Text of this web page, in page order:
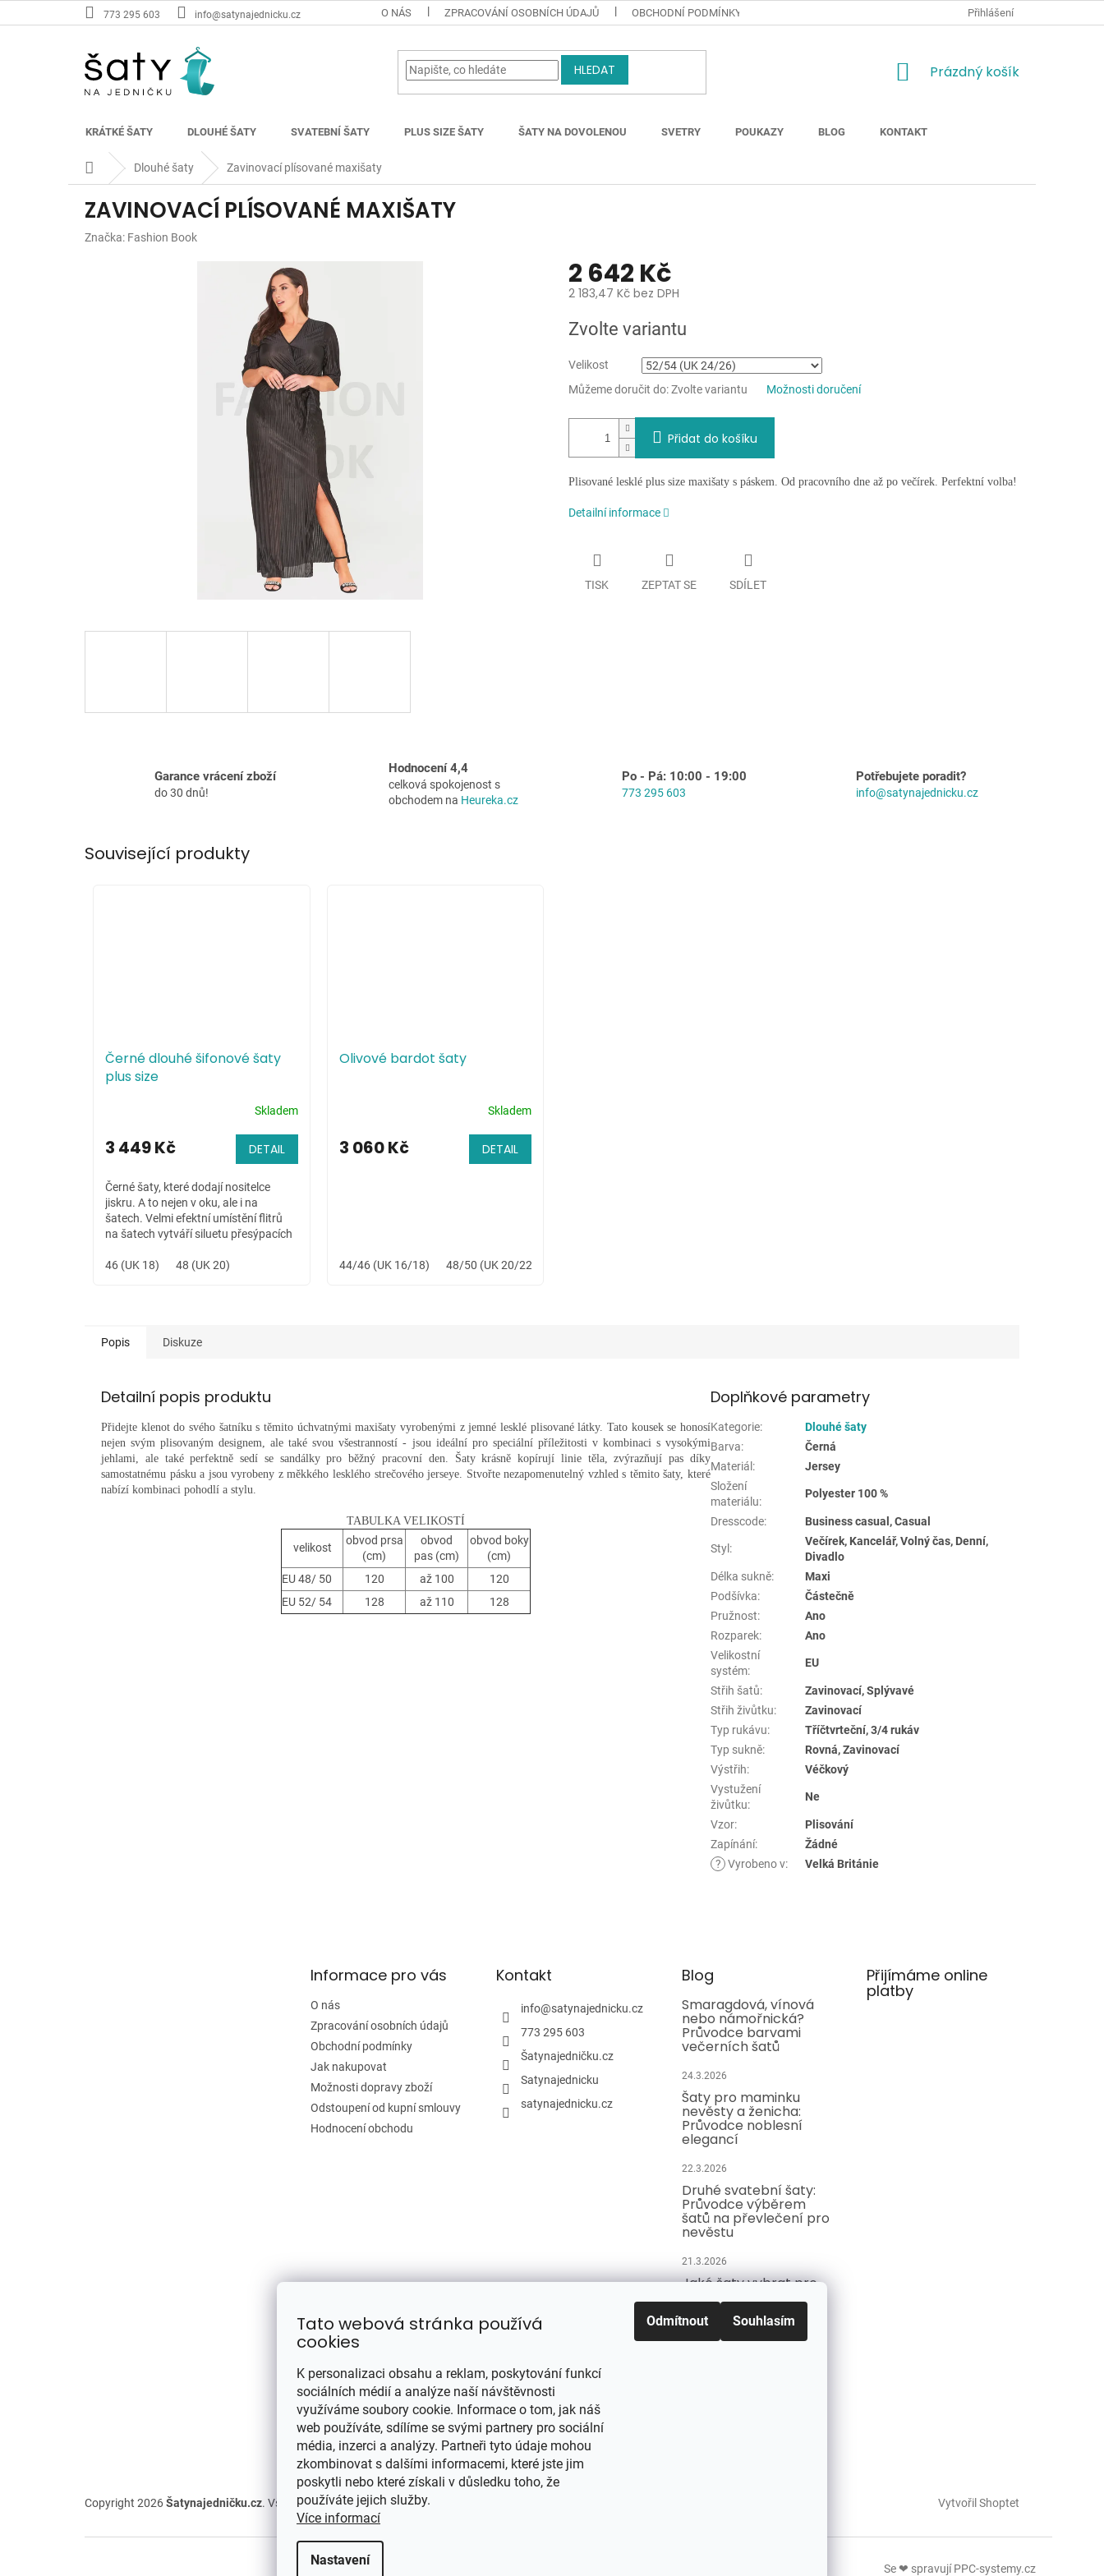
Tato webová stránka používá
cookies
K personalizaci obsahu a reklam, poskytování funkcí
sociálních médií a analýze naší návštěvnosti
využíváme soubory cookie. Informace o tom, jak náš
web používáte, sdílíme se svými partnery pro sociální
média, inzerci a analýzy. Partneři tyto údaje mohou
zkombinovat s dalšími informacemi, které jste jim
poskytli nebo které získali v důsledku toho, že
používáte jejich služby.
Více informací
Nastavení
Odmítnout Souhlasím
na
773 295 603 info@satynajednicku.cz O NÁS ZPRACOVÁNÍ OSOBNÍCH ÚDAJŮ OBCHODNÍ PODMÍNKY MOŽNOSTI DOPRAVY ZBOŽÍ
Přihlášení
HLEDAT
NÁKUPNÍ
Prázdný košík
KRÁTKÉ ŠATY DLOUHÉ ŠATY SVATEBNÍ ŠATY PLUS SIZE ŠATY ŠATY NA DOVOLENOU SVETRY POUKAZY BLOG KONTAKT
Domů Dlouhé šaty Zavinovací plísované maxišaty
ZAVINOVACÍ PLÍSOVANÉ MAXIŠATY
Značka: Fashion Book
2 642 Kč
2 183,47 Kč bez DPH
cena:
Zvolte variantu
Velikost
Můžeme doručit do:Zvolte variantu Možnosti doručení
Přidat do košíku
Plisované lesklé plus size maxišaty s páskem. Od pracovního dne až po večírek. Perfektní volba!
Detailní informace
TISK ZEPTAT SE SDÍLET
Garance vrácení zboží
do 30 dnů!
Hodnocení 4,4
celková spokojenost s
obchodem na Heureka.cz
Po - Pá: 10:00 - 19:00
773 295 603
Potřebujete poradit?
info@satynajednicku.cz
Související produkty
Černé dlouhé šifonové šaty
plus size
Skladem
3 449 Kč DETAIL
Černé šaty, které dodají nositelce
jiskru. A to nejen v oku, ale i na
šatech. Velmi efektní umístění flitrů
na šatech vytváří siluetu přesýpacích
46 (UK 18)
48 (UK 20)
Olivové bardot šaty
Skladem
3 060 Kč DETAIL
44/46 (UK 16/18) 48/50 (UK 20/22)
Popis Diskuze
Detailní popis produktu
Přidejte klenot do svého šatníku s těmito úchvatnými maxišaty vyrobenými z jemné lesklé plisované látky. Tato kousek se honosí
nejen svým plisovaným designem, ale také svou všestranností - jsou ideální pro speciální příležitosti v kombinaci s vysokými
jehlami, ale také perfektně sedí se sandálky pro běžný pracovní den. Šaty krásně kopírují linie těla, zvýrazňují pas díky
samostatnému pásku a jsou vyrobeny z měkkého lesklého strečového jerseye. Stvořte nezapomenutelný vzhled s těmito šaty, které
nabízí kombinaci pohodlí a stylu.
TABULKA VELIKOSTÍ
velikost
obvod prsa
(cm)
obvod
pas (cm)
obvod boky
(cm)
EU 48/ 50
120 až 100
120
EU 52/ 54
128 až 110 128
Doplňkové parametry
Kategorie:
Dlouhé šaty
Barva:
Černá
Materiál :
Jersey
Složení
materiálu:
Polyester 100 %
Dresscode: Business casual, Casual
Styl :
Večírek, Kancelář, Volný čas, Denní,
Divadlo
Délka sukně:
Maxi
Podšívka:
Částečně
Pružnost:
Ano
Rozparek:
Ano
Velikostní
systém:
EU
Střih šatů:
Zavinovací, Splývavé
Střih živůtku:
Zavinovací
Typ rukávu:
Tříčtvrteční, 3/4 rukáv
Typ sukně:
Rovná, Zavinovací
Výstřih:
Véčkový
Vystužení
živůtku:
Ne
Vzor:
Plisování
Zapínání:
Žádné
? Vyrobeno v: Velká Británie
Informace pro vás
O nás
Zpracování osobních údajů
Obchodní podmínky
Jak nakupovat
Možnosti dopravy zboží
Odstoupení od kupní smlouvy
Hodnocení obchodu
Kontakt
info@satynajednicku.cz
773 295 603
Šatynajedničku.cz
Satynajednicku
satynajednicku.cz
Blog
Smaragdová, vínová
nebo námořnická?
Průvodce barvami
večerních šatů
24.3.2026
Šaty pro maminku
nevěsty a ženicha:
Průvodce noblesní
elegancí
22.3.2026
Druhé svatební šaty:
Průvodce výběrem
šatů na převlečení pro
nevěstu
21.3.2026
Jaké šaty vybrat pro
svědkyni? Průvodce
pro nejdůležitější ženu
po nevěstě
Přijímáme online
platby
Vytvořil Shoptet
Copyright 2026Šatynajedničku.cz. Všechna práva vyhrazena.Upravit nastavení cookies
Se ❤ spravují PPC-systemy.cz